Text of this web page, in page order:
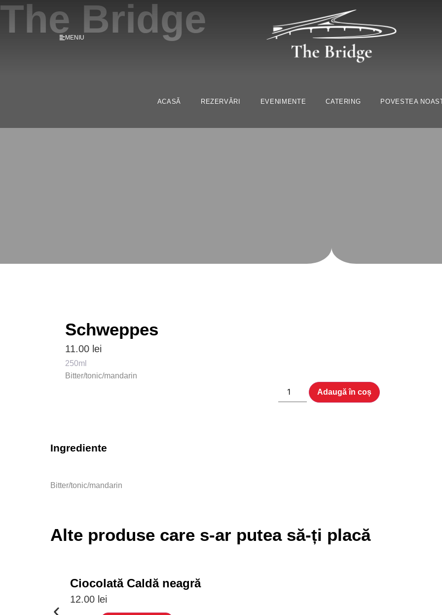
MENIU
ACASĂ REZERVĂRI EVENIMENTE CATERING POVESTEA
The Bridge
Schweppes
11.00 lei
250ml
Bitter/tonic/mandarin
Adaugă în coș
Ingrediente
Bitter/tonic/mandarin
Alte produse care s-ar putea să-ți placă
Ciocolată Caldă neagră
12.00 lei